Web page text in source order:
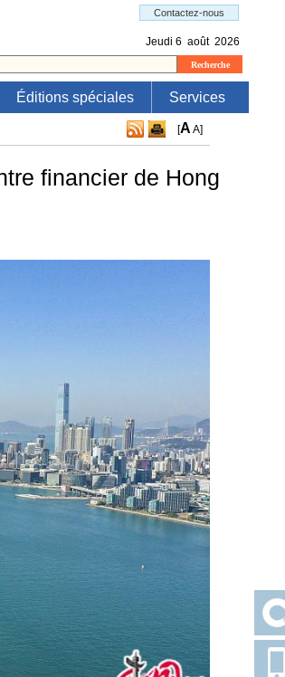
Éditions spéciales Services
[A A]
financier de Hong